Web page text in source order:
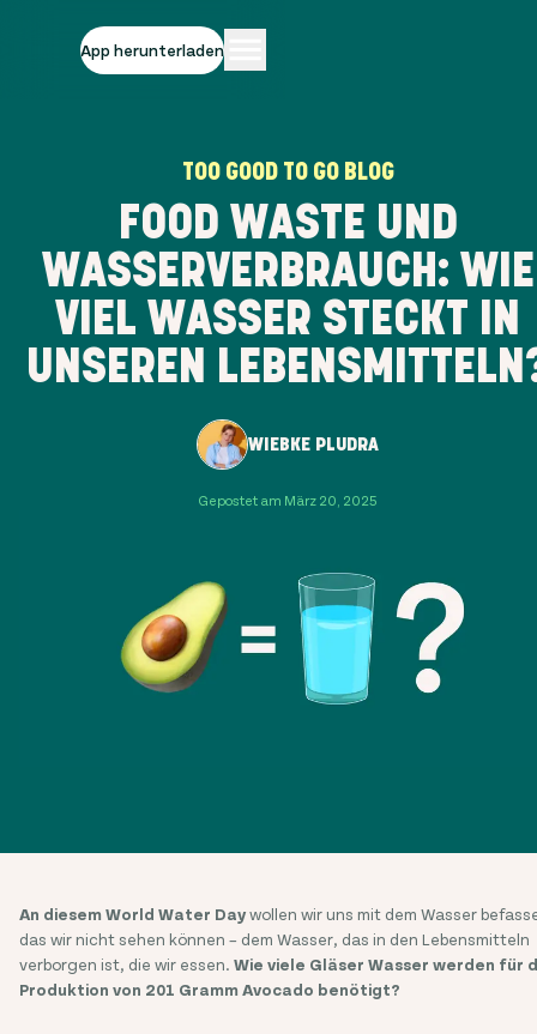
App herunterladen
TOO GOOD TO GO BLOG
FOOD WASTE UND
WASSERVERBRAUCH: WIE
VIEL WASSER STECKT IN
UNSEREN
WIEBKE PLUDRA
Gepostet am März 20, 2025
An diesem World Water Daywollen wir uns mit dem Wasser
das wir nicht sehen können – dem Wasser, das in den Lebensmitteln
verborgen ist, die wir essen. Wie viele Gläser Wasser werden für
Produktion von 201 Gramm Avocado benötigt?